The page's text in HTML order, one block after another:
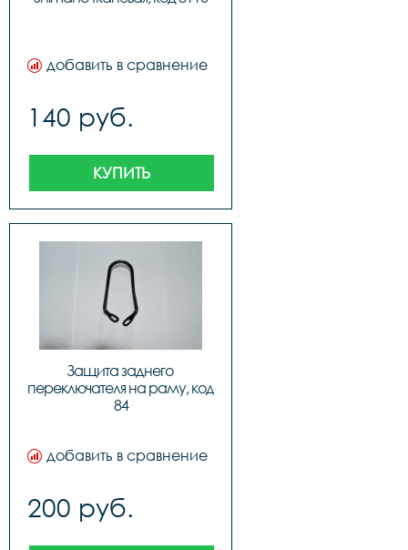
добавить в сравнение
140 руб.
КУПИТЬ
Защита заднего
переключателя на раму, код
84
добавить в сравнение
200 руб.